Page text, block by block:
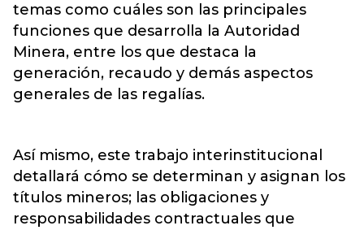
temas como cuáles son las principales
funciones que desarrolla la Autoridad
Minera, entre los que destaca la
generación, recaudo y demás aspectos
generales de las regalías.
Así mismo, este trabajo interinstitucional
detallará cómo se determinan y asignan los
títulos mineros; las obligaciones y
responsabilidades contractuales que